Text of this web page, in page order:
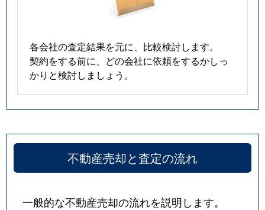
各会社の査定結果を元に、比較検討します。
契約をする前に、どの会社に依頼をするかしっ
かりと検討しましょう。
不動産売却と査定の流れ
一般的な不動産売却の流れを説明します。